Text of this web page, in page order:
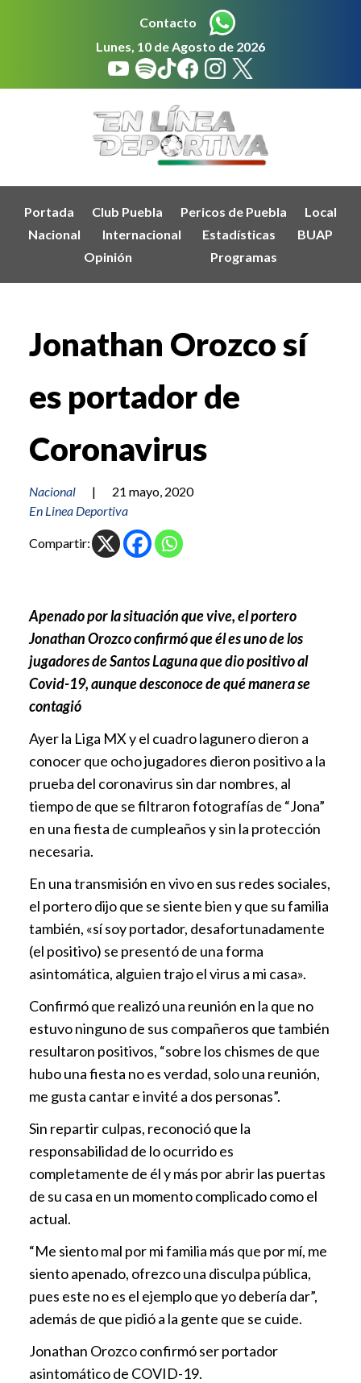
Contacto
Lunes, 10 de Agosto de 2026
Portada Club Puebla Pericos de Puebla
Local
Nacional
Internacional Estadísticas
BUAP
Opinión
Programas
Jonathan Orozco sí
es portador de
Coronavirus
Nacional |
21 mayo, 2020
En Linea Deportiva
Compartir:
Apenado por la situación que vive, el portero
Jonathan Orozco confirmó que él es uno de los
jugadores de Santos Laguna que dio positivo al
Covid-19, aunque desconoce de qué manera se
contagió
Ayer la Liga MX y el cuadro lagunero dieron a
conocer que ocho jugadores dieron positivo a la
prueba del coronavirus sin dar nombres, al
tiempo de que se filtraron fotografías de “Jona”
en una fiesta de cumpleaños y sin la protección
necesaria.
En una transmisión en vivo en sus redes sociales,
el portero dijo que se siente bien y que su familia
también, «sí soy portador, desafortunadamente
(el positivo) se presentó de una forma
asintomática, alguien trajo el virus a mi casa».
Confirmó que realizó una reunión en la que no
estuvo ninguno de sus compañeros que también
resultaron positivos, “sobre los chismes de que
hubo una fiesta no es verdad, solo una reunión,
me gusta cantar e invité a dos personas”.
Sin repartir culpas, reconoció que la
responsabilidad de lo ocurrido es
completamente de él y más por abrir las puertas
de su casa en un momento complicado como el
actual.
“Me siento mal por mi familia más que por mí, me
siento apenado, ofrezco una disculpa pública,
pues este no es el ejemplo que yo debería dar”,
además de que pidió a la gente que se cuide.
Jonathan Orozco confirmó ser portador
asintomático de COVID-19.